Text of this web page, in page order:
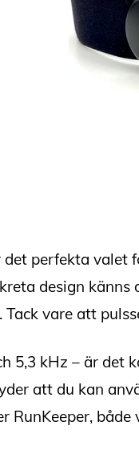
det perfekta
design
Tack vare att
5,3 kHz – är
att du kan
RunKeeper,